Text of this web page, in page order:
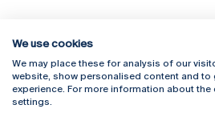
Rua Diogo Botelho 1327
4169-005 Porto
+351 226 196 240
We use cookies
We may place these for analysis of our
website, show personalised content and to
experience. For more information about
settings.